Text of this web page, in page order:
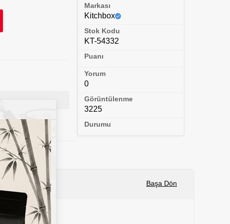
Markası
Kitchbox
Stok Kodu
KT-54332
Puanı
Yorum
0
Görüntülenme
3225
Durumu
Başa Dön